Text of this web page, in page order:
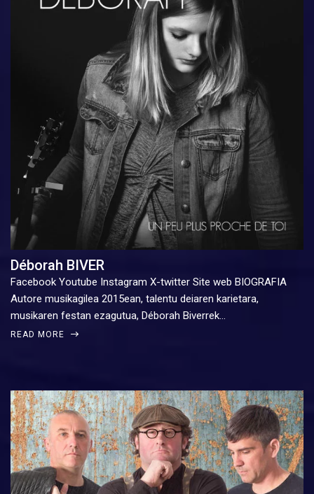
Déborah BIVER
Facebook Youtube Instagram X-twitter Site web BIOGRAFIA
Autore musikagilea 2015ean, talentu deiaren karietara,
musikaren festan ezagutua, Déborah Biverrek…
READ MORE